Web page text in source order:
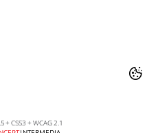
+CSS3 +WCAG 2.1